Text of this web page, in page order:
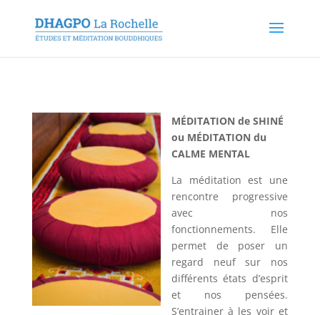
MÉDITATION de SHINÉ
ou MÉDITATION du
CALME MENTAL
La méditation est une
rencontre progressive
avec nos
fonctionnements. Elle
permet de poser un
regard neuf sur nos
différents états d’esprit
et nos pensées.
S’entrainer à les voir et